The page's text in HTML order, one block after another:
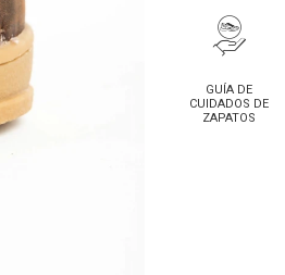
GUÍA DE
CUIDADOS DE
ZAPATOS